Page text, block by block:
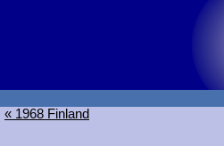
« 1968 Finland